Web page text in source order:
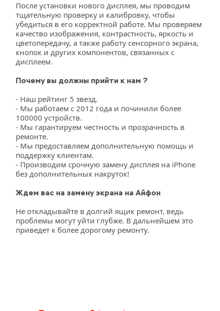
После установки нового дисплея, мы проводим
тщательную проверку и калибровку, чтобы
убедиться в его корректной работе. Мы проверяем
качество изображения, контрастность, яркость и
цветопередачу, а также работу сенсорного экрана,
кнопок и других компонентов, связанных с
дисплеем.
Почему вы должны прийти к нам ?
- Наш рейтинг 5 звезд.
- Мы работаем с 2012 года и починили более
100000 устройств.
- Мы гарантируем честность и прозрачность в
ремонте.
- Мы предоставляем дополнительную помощь и
поддержку клиентам.
- Производим срочную замену дисплея на iPhone
без дополнительных накруток!
Ждем вас на замену экрана на Айфон
Не откладывайте в долгий ящик ремонт, ведь
проблемы могут уйти глубже. В дальнейшем это
приведет к более дорогому ремонту.